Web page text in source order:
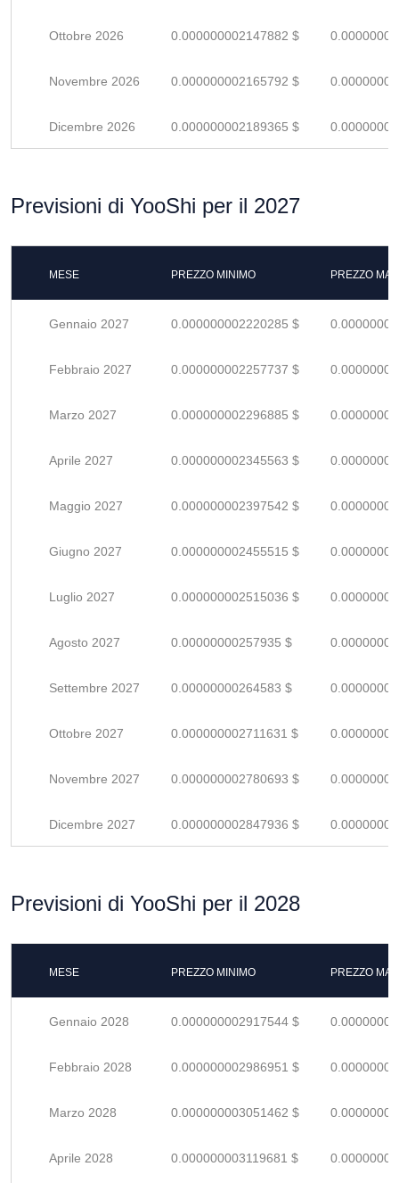
Ottobre 2026 0.000000002147882 $
Novembre 2026 0.000000002165792 $
Dicembre 2026 0.000000002189365 $
Previsioni di YooShi per il 2027
MESE PREZZO MINIMO PREZZO
Gennaio 2027 0.000000002220285 $
Febbraio 2027 0.000000002257737 $
Marzo 2027 0.000000002296885 $
Aprile 2027 0.000000002345563 $
Maggio 2027 0.000000002397542 $
Giugno 2027 0.000000002455515 $
Luglio 2027 0.000000002515036 $
Agosto 2027 0.00000000257935 $
Settembre 2027 0.00000000264583 $
Ottobre 2027 0.000000002711631 $
Novembre 2027 0.000000002780693 $
Dicembre 2027 0.000000002847936 $
Previsioni di YooShi per il 2028
MESE PREZZO MINIMO PREZZO
Gennaio 2028 0.000000002917544 $
Febbraio 2028 0.000000002986951 $
Marzo 2028 0.000000003051462 $
Aprile 2028 0.000000003119681 $